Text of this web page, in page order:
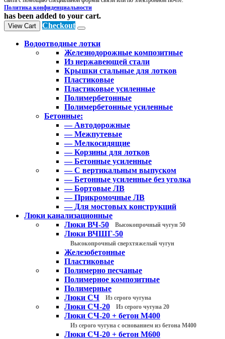
Политика конфиденциальности
has been added to your cart.
View Cart Checkout
Водоотводные лотки
Железнодорожные композитные
Из нержавеющей стали
Крышки стальные для лотков
Пластиковые
Пластиковые усиленные
Полимербетонные
Полимербетонные усиленные
Бетонные:
— Автодорожные
— Межпутевые
— Мелкосидящие
— Корзины для лотков
— Бетонные усиленные
— С вертикальным выпуском
— Бетонные усиленные без уголка
— Бортовые ЛВ
— Прикромочные ЛВ
— Для мостовых конструкций
Люки канализационные
Люки ВЧ-50
Высокопрочный чугун 50
Люки ВЧШГ-50
Высокопрочный сверхтяжелый чугун
Железобетонные
Пластиковые
Полимерно песчаные
Полимерное композитные
Полимерные
Люки СЧ
Из серого чугуна
Люки СЧ-20 Из серого чугуна 20
Люки СЧ-20 + бетон М400
Из серого чугуна с основанием из бетона М400
Люки СЧ-20 + бетон М600